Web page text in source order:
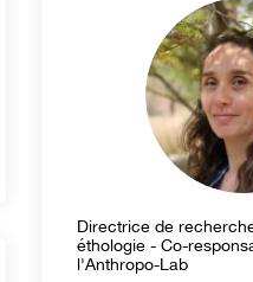
Directrice de
éthologie - Co-
l'Anthropo-Lab